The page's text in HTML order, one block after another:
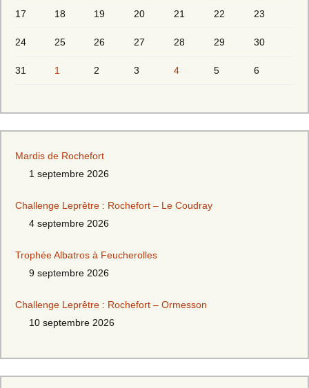
17 18 19 20 21 22 23
24 25 26 27 28 29 30
31 1 2 3 4 5 6
Mardis de Rochefort
1 septembre 2026
Challenge Leprêtre : Rochefort – Le Coudray
4 septembre 2026
Trophée Albatros à Feucherolles
9 septembre 2026
Challenge Leprêtre : Rochefort – Ormesson
10 septembre 2026